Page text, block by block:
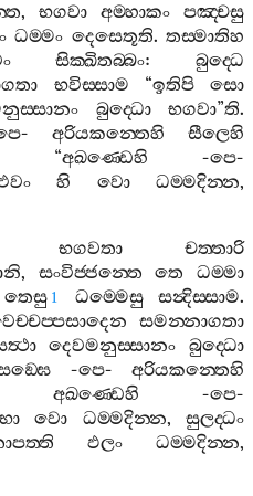
, භගවා අම‍්හාකං
පඤ‍්චසු
ධම‍්මං දෙසෙතූති.තස‍්මාතිහ
සික‍්ඛිතබ‍්බං: බුද‍්ධෙ
භවිස‍්සාම “ඉතිපි
සො
බුද‍්ධො භගවා”ති.
- අරියකන‍්තෙහි
සීලෙහි
“අඛණ‍්ඩෙහි -පෙ-
හි වො ධම‍්මදින‍්න,
භගවතා
චත‍්තාරි
, සංවිජ‍්ජන‍්තෙ තෙ
ධම‍්මා
තෙසු 1 ධම‍්මෙසු සන්‍දිස‍්සාම.
සමන‍්නාගතා
දෙවමනුස‍්සානං
බුද‍්ධො
-පෙ-අරියකන‍්තෙහි
අඛණ‍්ඩෙහි -පෙ-
වො ධම‍්මදින‍්න, සුලද‍්ධං
ඵලං ධම‍්මදින‍්න,